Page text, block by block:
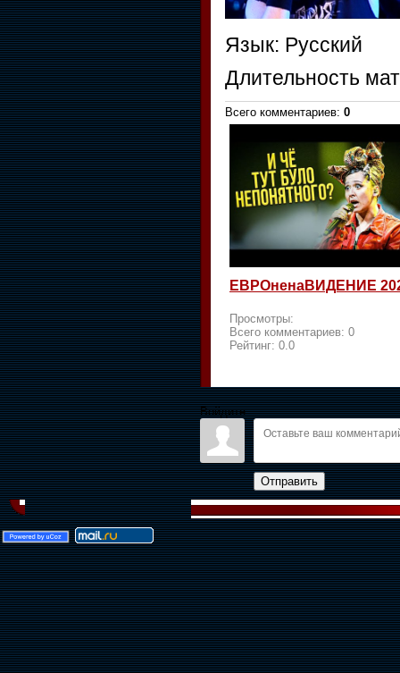
Язык: Русский
Длительность
Всего комментариев: 0
ЕВРОненаВИДЕНИЕ
Просмотры:
Всего комментариев: 0
Рейтинг: 0.0
Войдите:
Отправить